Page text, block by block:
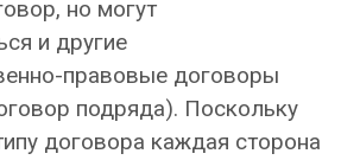
но могут
и другие
правовые договоры
подряда). Поскольку
договора каждая сторона